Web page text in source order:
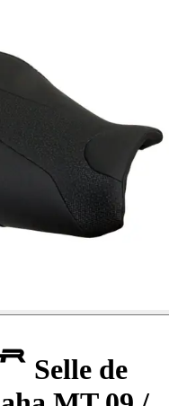
Selle de